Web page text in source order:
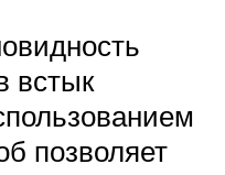
встык
позволяет